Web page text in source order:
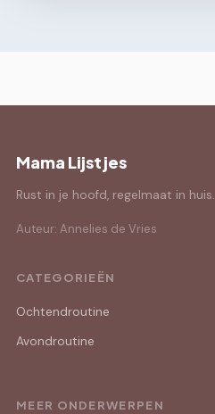
Mama Lijstjes
Rust in je hoofd, regelmaat in huis.
Auteur: Annelies de Vries
CATEGORIEËN
Ochtendroutine
Avondroutine
MEER ONDERWERPEN